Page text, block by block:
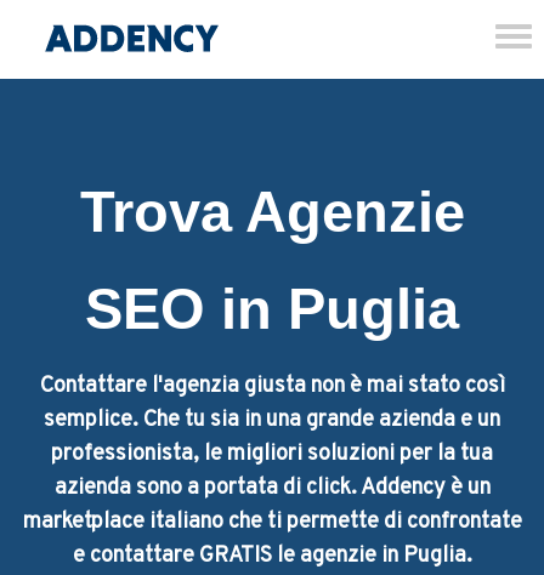
Trova Agenzie
SEO in Puglia
Contattare l'agenzia giusta non è mai stato così
semplice. Che tu sia in una grande azienda e un
professionista, le migliori soluzioni per la tua
azienda sono a portata di click. Addency è un
marketplace italiano che ti permette di confrontate
e contattare GRATIS le agenzie in Puglia.